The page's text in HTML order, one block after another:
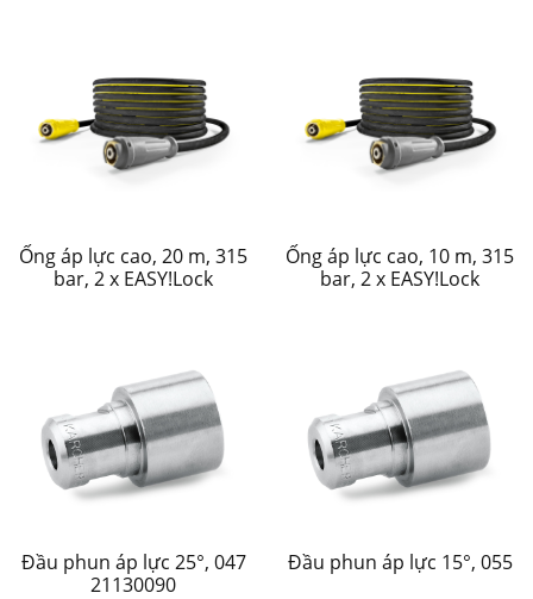
Ống áp lực cao, 20 m, 315
bar, 2 x EASY!Lock
Ống áp lực cao, 10 m, 315
bar, 2 x EASY!Lock
Đầu phun áp lực 25°, 047
21130090
Đầu phun áp lực 15°, 055